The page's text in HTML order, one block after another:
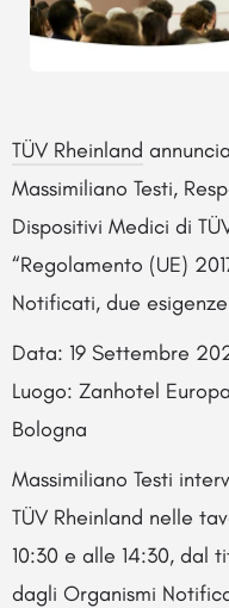
TÜV Rheinland
Massimiliano Testi,
Dispositivi Medici di
“Regolamento (UE)
Notificati, due
Data: 19 Settembre
Luogo: Zanhotel
Bologna
Massimiliano Testi
TÜV Rheinland nelle
10:30 e alle 14:30, dal
dagli Organismi